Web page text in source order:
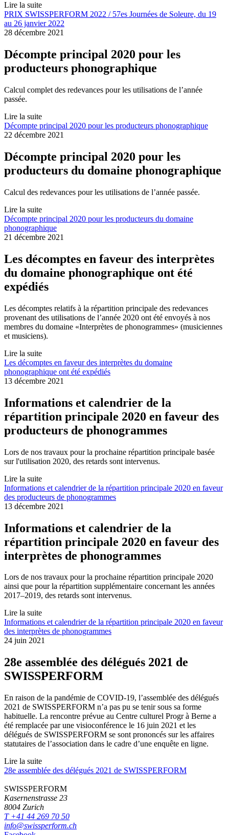
Lire la suite
PRIX SWISSPERFORM 2022 / 57es Journées de Soleure, du 19
au 26 janvier 2022
28 décembre 2021
Décompte principal 2020 pour les
producteurs phonographique
Calcul complet des redevances pour les utilisations de l’année
passée.
Lire la suite
Décompte principal 2020 pour les producteurs phonographique
22 décembre 2021
Décompte principal 2020 pour les
producteurs du domaine phonographique
Calcul des redevances pour les utilisations de l’année passée.
Lire la suite
Décompte principal 2020 pour les producteurs du domaine
phonographique
21 décembre 2021
Les décomptes en faveur des interprètes
du domaine phonographique ont été
expédiés
Les décomptes relatifs à la répartition principale des redevances
provenant des utilisations de l’année 2020 ont été envoyés à nos
membres du domaine «Interprètes de phonogrammes» (musiciennes
et musiciens).
Lire la suite
Les décomptes en faveur des interprètes du domaine
phonographique ont été expédiés
13 décembre 2021
Informations et calendrier de la
répartition principale 2020 en faveur des
producteurs de phonogrammes
Lors de nos travaux pour la prochaine répartition principale basée
sur l'utilisation 2020, des retards sont intervenus.
Lire la suite
Informations et calendrier de la répartition principale 2020 en faveur
des producteurs de phonogrammes
13 décembre 2021
Informations et calendrier de la
répartition principale 2020 en faveur des
interprètes de phonogrammes
Lors de nos travaux pour la prochaine répartition principale 2020
ainsi que pour la répartition supplémentaire concernant les années
2017–2019, des retards sont intervenus.
Lire la suite
Informations et calendrier de la répartition principale 2020 en faveur
des interprètes de phonogrammes
24 juin 2021
28e assemblée des délégués 2021 de
SWISSPERFORM
En raison de la pandémie de COVID-19, l’assemblée des délégués
2021 de SWISSPERFORM n’a pas pu se tenir sous sa forme
habituelle. La rencontre prévue au Centre culturel Progr à Berne a
été remplacée par une visioconférence le 16 juin 2021 et les
délégués de SWISSPERFORM se sont prononcés sur les affaires
statutaires de l’association dans le cadre d’une enquête en ligne.
Lire la suite
28e assemblée des délégués 2021 de SWISSPERFORM
SWISSPERFORM
Kasernenstrasse 23
8004 Zurich
T +41 44 269 70 50
info@swissperform.ch